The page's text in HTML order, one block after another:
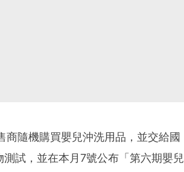
隨機購買嬰兒沖洗用品，並交給國
試，並在本月7號公布「第六期嬰兒